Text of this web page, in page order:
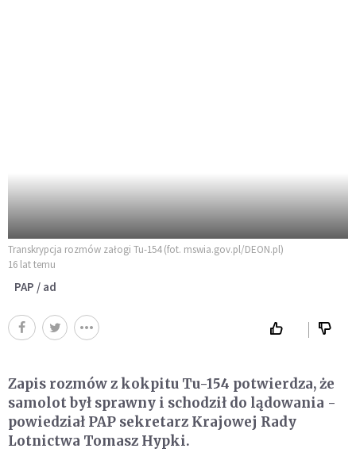
Transkrypcja rozmów załogi Tu-154 (fot. mswia.gov.pl/DEON.pl)
16 lat temu
PAP / ad
Zapis rozmów z kokpitu Tu-154 potwierdza, że
samolot był sprawny i schodził do lądowania -
powiedział PAP sekretarz Krajowej Rady
Lotnictwa Tomasz Hypki.